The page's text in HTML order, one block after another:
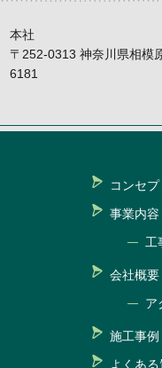
本社
〒252-0313 神奈川県相模
6181
コンセプ
事業内容
工
会社概要
ア
施工事例
よくある